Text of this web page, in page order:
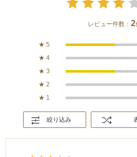
レビュー件数：2
★ 5
★ 4
★ 3
★ 2
★ 1
絞り込み